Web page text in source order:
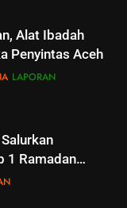
Alat Ibadah
Penyintas Aceh
LAPORAN
1 Ramadan
Al-Qoyyim:
Bapak
di Tengah